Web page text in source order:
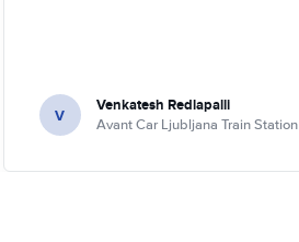
V Venkatesh Redlapalli
Avant Car Ljubljana Train Station